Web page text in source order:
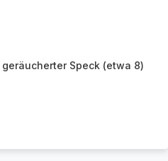
Speck (etwa 8)